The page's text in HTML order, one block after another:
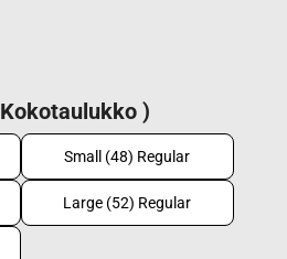
Kokotaulukko )
Small (48) Regular
Large (52) Regular